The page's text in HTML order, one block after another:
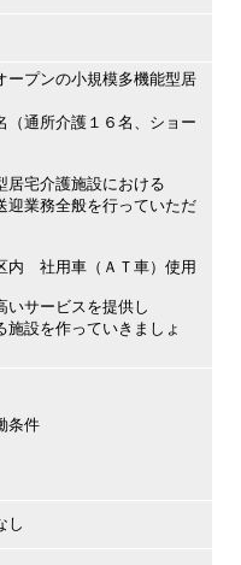
ープンの小規模多機能型居
（通所介護１６名、ショー
居宅介護施設における
業務全般を行っていただ
内 社用車（ＡＴ車）使用
いサービスを提供し
設を作っていきましょ
条件
し